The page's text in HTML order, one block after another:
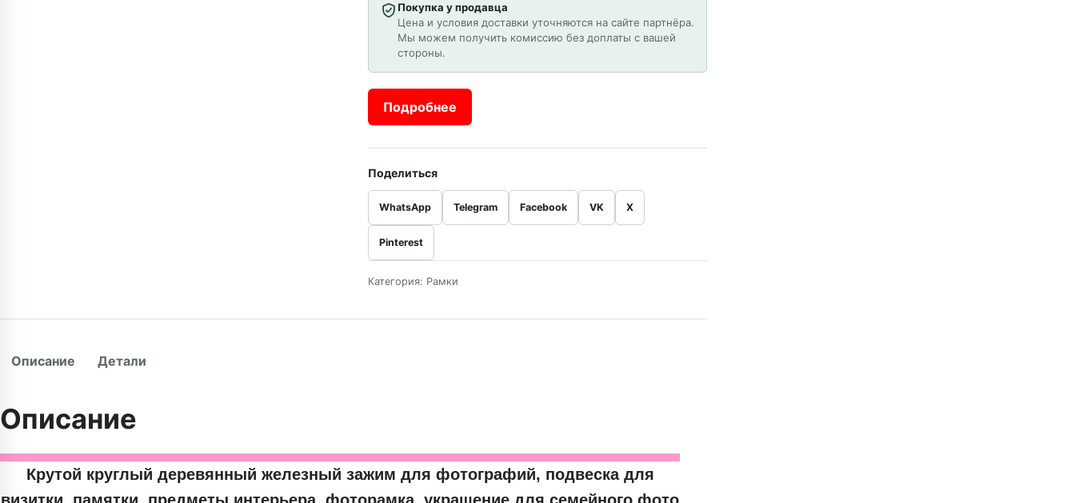
Покупка у продавца
Цена и условия доставки уточняются на сайте партнёра.
Мы можем получить комиссию без доплаты с вашей
стороны.
Подробнее
Поделиться
WhatsApp Telegram Facebook VK X
Pinterest
Категория: Рамки
Описание Детали
Описание
Крутой круглый деревянный железный зажим для фотографий, подвеска для